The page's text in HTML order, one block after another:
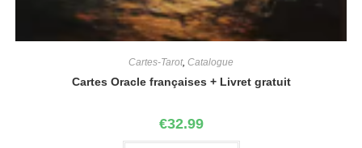
Cartes-Tarot, Catalogue
Cartes Oracle françaises + Livret gratuit
€32.99